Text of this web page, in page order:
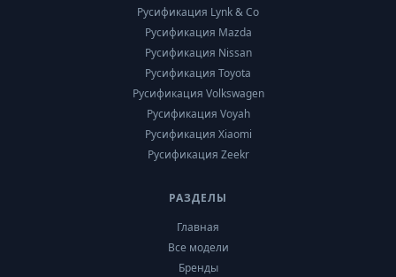
Русификация Lynk & Co
Русификация Mazda
Русификация Nissan
Русификация Toyota
Русификация Volkswagen
Русификация Voyah
Русификация Xiaomi
Русификация Zeekr
РАЗДЕЛЫ
Главная
Все модели
Бренды